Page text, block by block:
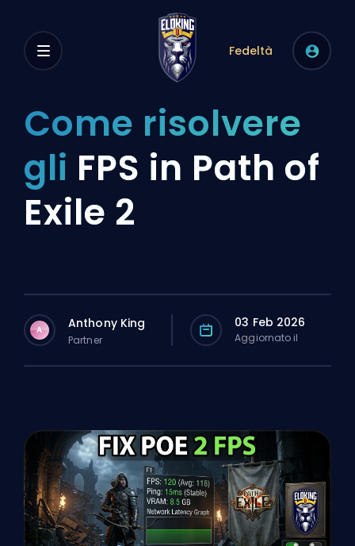
Fedeltà
Come risolvere
gli FPS in Path of
Exile 2
A Anthony King
Partner
03 Feb 2026
Aggiornato il